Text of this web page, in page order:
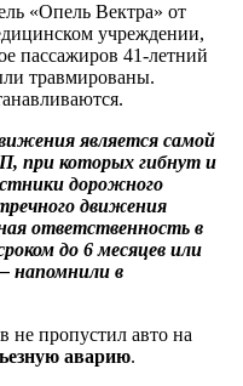
«Опель Вектра» от
учреждении,
пассажиров 41-летний
травмированы.
является самой
при которых гибнут и
дорожного
движения
ответственность в
до 6 месяцев или
напомнили в
не пропустил авто на
аварию.